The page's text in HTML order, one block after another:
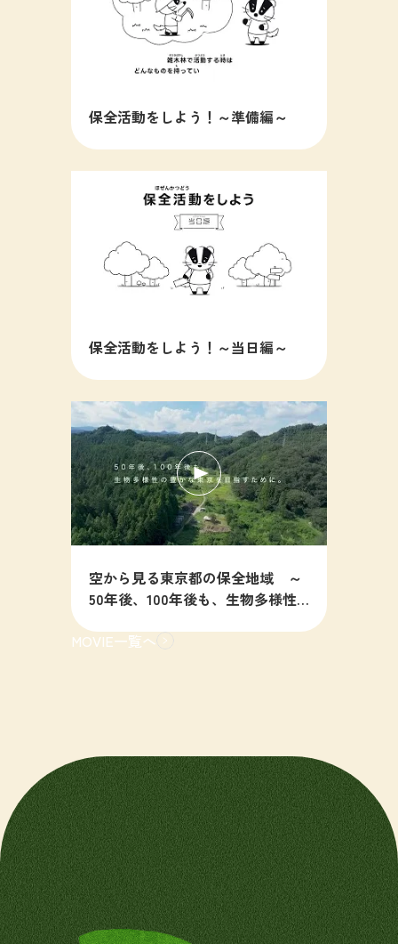
保全活動をしよう！～準備編～
保全活動をしよう！～当日編～
空から見る東京都の保全地域 ～
50年後、100年後も、生物多様性
MOVIE一覧へ